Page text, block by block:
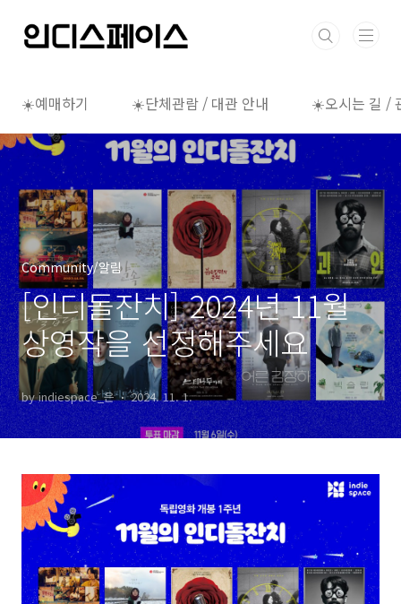
☀️예매하기 ☀️단체관람 / 대관 안내 ☀️오시는 길 /
Community/알림
[인디돌잔치] 2024년 11월
상영작을 선정해주세요
by indiespace_은 2024. 11. 1.